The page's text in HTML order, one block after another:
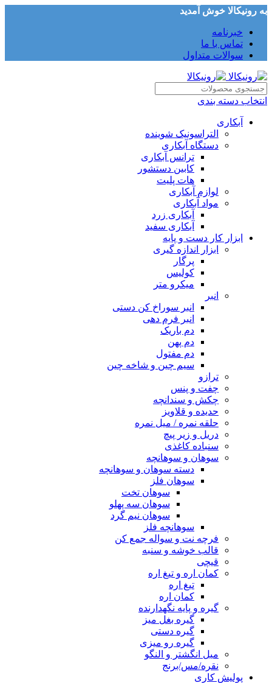
به رونیکالا خوش آمدید
خبرنامه
تماس با ما
سوالات متداول
انتخاب دسته بندی
آبکاری
التراسونیک شوینده
دستگاه آبکاری
ترانس آبکاری
کابین دستشور
هات پلیت
لوازم آبکاری
مواد آبکاری
آبکاری زرد
آبکاری سفید
ابزار کار دست و پایه
ابزار اندازه گیری
پرگار
کولیس
میکرو متر
انبر
انبر سوراخ کن دستی
انبر فرم دهی
دم باریک
دم پهن
دم مفتول
سیم چین و شاخه چین
ترازو
چفت و پنس
چکش و سندانچه
حدیده و قلاویز
حلقه نمره / میل نمره
دریل و زیر پیچ
سنباده کاغذی
سوهان و سوهانچه
دسته سوهان و سوهانچه
سوهان فلز
سوهان تخت
سوهان سه پهلو
سوهان نیم گرد
سوهانچه فلز
فرچه نت و سواله جمع کن
قالب خوشه و سنبه
قیچی
کمان اره و تیغ اره
تیغ اره
کمان اره
گیره و پایه نگهدارنده
گیره بغل میز
گیره دستی
گیره رو میزی
میل انگشتر و النگو
نقره/مس/برنج
پولیش کاری